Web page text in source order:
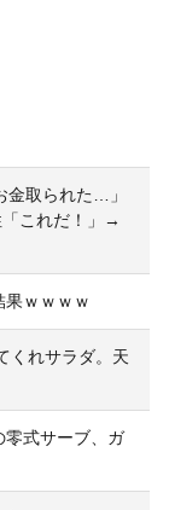
金取られた…」
「これだ！」→
果ｗｗｗｗ
くれサラダ。天
零式サーブ、ガ